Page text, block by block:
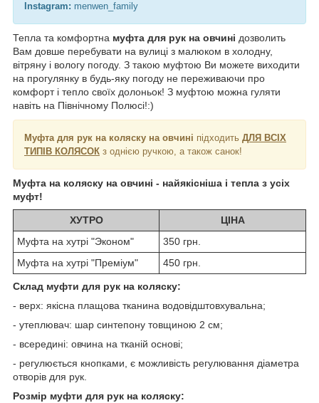
Instagram: menwen_family
Тепла та комфортна муфта для рук на овчині дозволить
Вам довше перебувати на вулиці з малюком в холодну,
вітряну і вологу погоду. З такою муфтою Ви можете виходити
на прогулянку в будь-яку погоду не переживаючи про
комфорт і тепло своїх долоньок! З муфтою можна гуляти
навіть на Північному Полюсі!:)
Муфта для рук на коляску на овчині підходить ДЛЯ ВСІХ
ТИПІВ КОЛЯСОК з однією ручкою, а також санок!
Муфта на коляску на овчині - найякісніша і тепла з усіх
муфт!
ХУТРО
ЦІНА
Муфта на хутрі "Эконом"
350 грн.
Муфта на хутрі "Преміум"
450 грн.
Склад муфти для рук на коляску:
- верх: якісна плащова тканина водовідштовхувальна;
- утеплювач: шар синтепону товщиною 2 см;
- всередині: овчина на тканій основі;
- регулюється кнопками, є можливість регулювання діаметра
отворів для рук.
Розмір муфти для рук на коляску: